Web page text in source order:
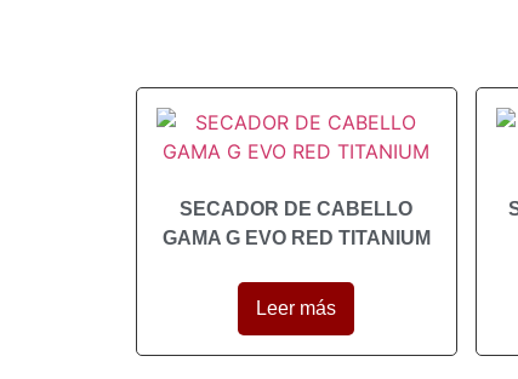
SECADOR DE CABELLO
GAMA G EVO RED TITANIUM
Leer más